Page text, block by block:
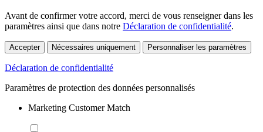
Avant de confirmer votre accord, merci de vous renseigner dans les
paramètres ainsi que dans notre Déclaration de confidentialité.
Accepter Nécessaires uniquement Personnaliser les paramètres
Déclaration de confidentialité
Paramètres de protection des données personnalisés
Marketing Customer Match